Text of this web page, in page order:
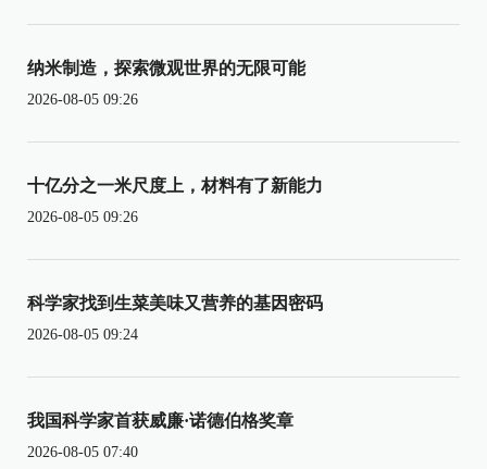
纳米制造，探索微观世界的无限可能
2026-08-05 09:26
十亿分之一米尺度上，材料有了新能力
2026-08-05 09:26
科学家找到生菜美味又营养的基因密码
2026-08-05 09:24
我国科学家首获威廉·诺德伯格奖章
2026-08-05 07:40